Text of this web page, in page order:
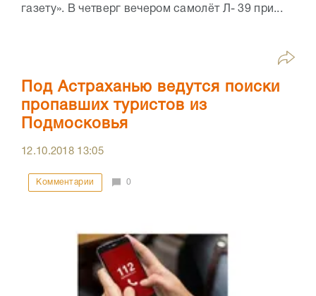
газету». В четверг вечером самолёт Л- 39 при...
Под Астраханью ведутся поиски
пропавших туристов из
Подмосковья
12.10.2018 13:05
Комментарии 0